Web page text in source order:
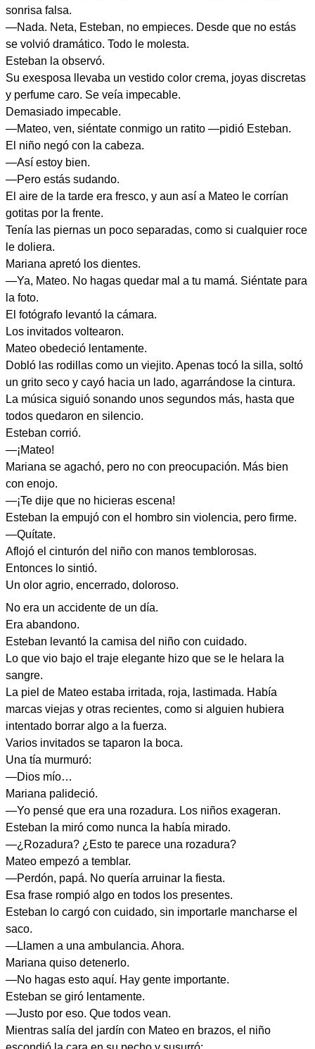
sonrisa falsa.
—Nada. Neta, Esteban, no empieces. Desde que no estás
se volvió dramático. Todo le molesta.
Esteban la observó.
Su exesposa llevaba un vestido color crema, joyas discretas
y perfume caro. Se veía impecable.
Demasiado impecable.
—Mateo, ven, siéntate conmigo un ratito —pidió Esteban.
El niño negó con la cabeza.
—Así estoy bien.
—Pero estás sudando.
El aire de la tarde era fresco, y aun así a Mateo le corrían
gotitas por la frente.
Tenía las piernas un poco separadas, como si cualquier roce
le doliera.
Mariana apretó los dientes.
—Ya, Mateo. No hagas quedar mal a tu mamá. Siéntate para
la foto.
El fotógrafo levantó la cámara.
Los invitados voltearon.
Mateo obedeció lentamente.
Dobló las rodillas como un viejito. Apenas tocó la silla, soltó
un grito seco y cayó hacia un lado, agarrándose la cintura.
La música siguió sonando unos segundos más, hasta que
todos quedaron en silencio.
Esteban corrió.
—¡Mateo!
Mariana se agachó, pero no con preocupación. Más bien
con enojo.
—¡Te dije que no hicieras escena!
Esteban la empujó con el hombro sin violencia, pero firme.
—Quítate.
Aflojó el cinturón del niño con manos temblorosas.
Entonces lo sintió.
Un olor agrio, encerrado, doloroso.
No era un accidente de un día.
Era abandono.
Esteban levantó la camisa del niño con cuidado.
Lo que vio bajo el traje elegante hizo que se le helara la
sangre.
La piel de Mateo estaba irritada, roja, lastimada. Había
marcas viejas y otras recientes, como si alguien hubiera
intentado borrar algo a la fuerza.
Varios invitados se taparon la boca.
Una tía murmuró:
—Dios mío…
Mariana palideció.
—Yo pensé que era una rozadura. Los niños exageran.
Esteban la miró como nunca la había mirado.
—¿Rozadura? ¿Esto te parece una rozadura?
Mateo empezó a temblar.
—Perdón, papá. No quería arruinar la fiesta.
Esa frase rompió algo en todos los presentes.
Esteban lo cargó con cuidado, sin importarle mancharse el
saco.
—Llamen a una ambulancia. Ahora.
Mariana quiso detenerlo.
—No hagas esto aquí. Hay gente importante.
Esteban se giró lentamente.
—Justo por eso. Que todos vean.
Mientras salía del jardín con Mateo en brazos, el niño